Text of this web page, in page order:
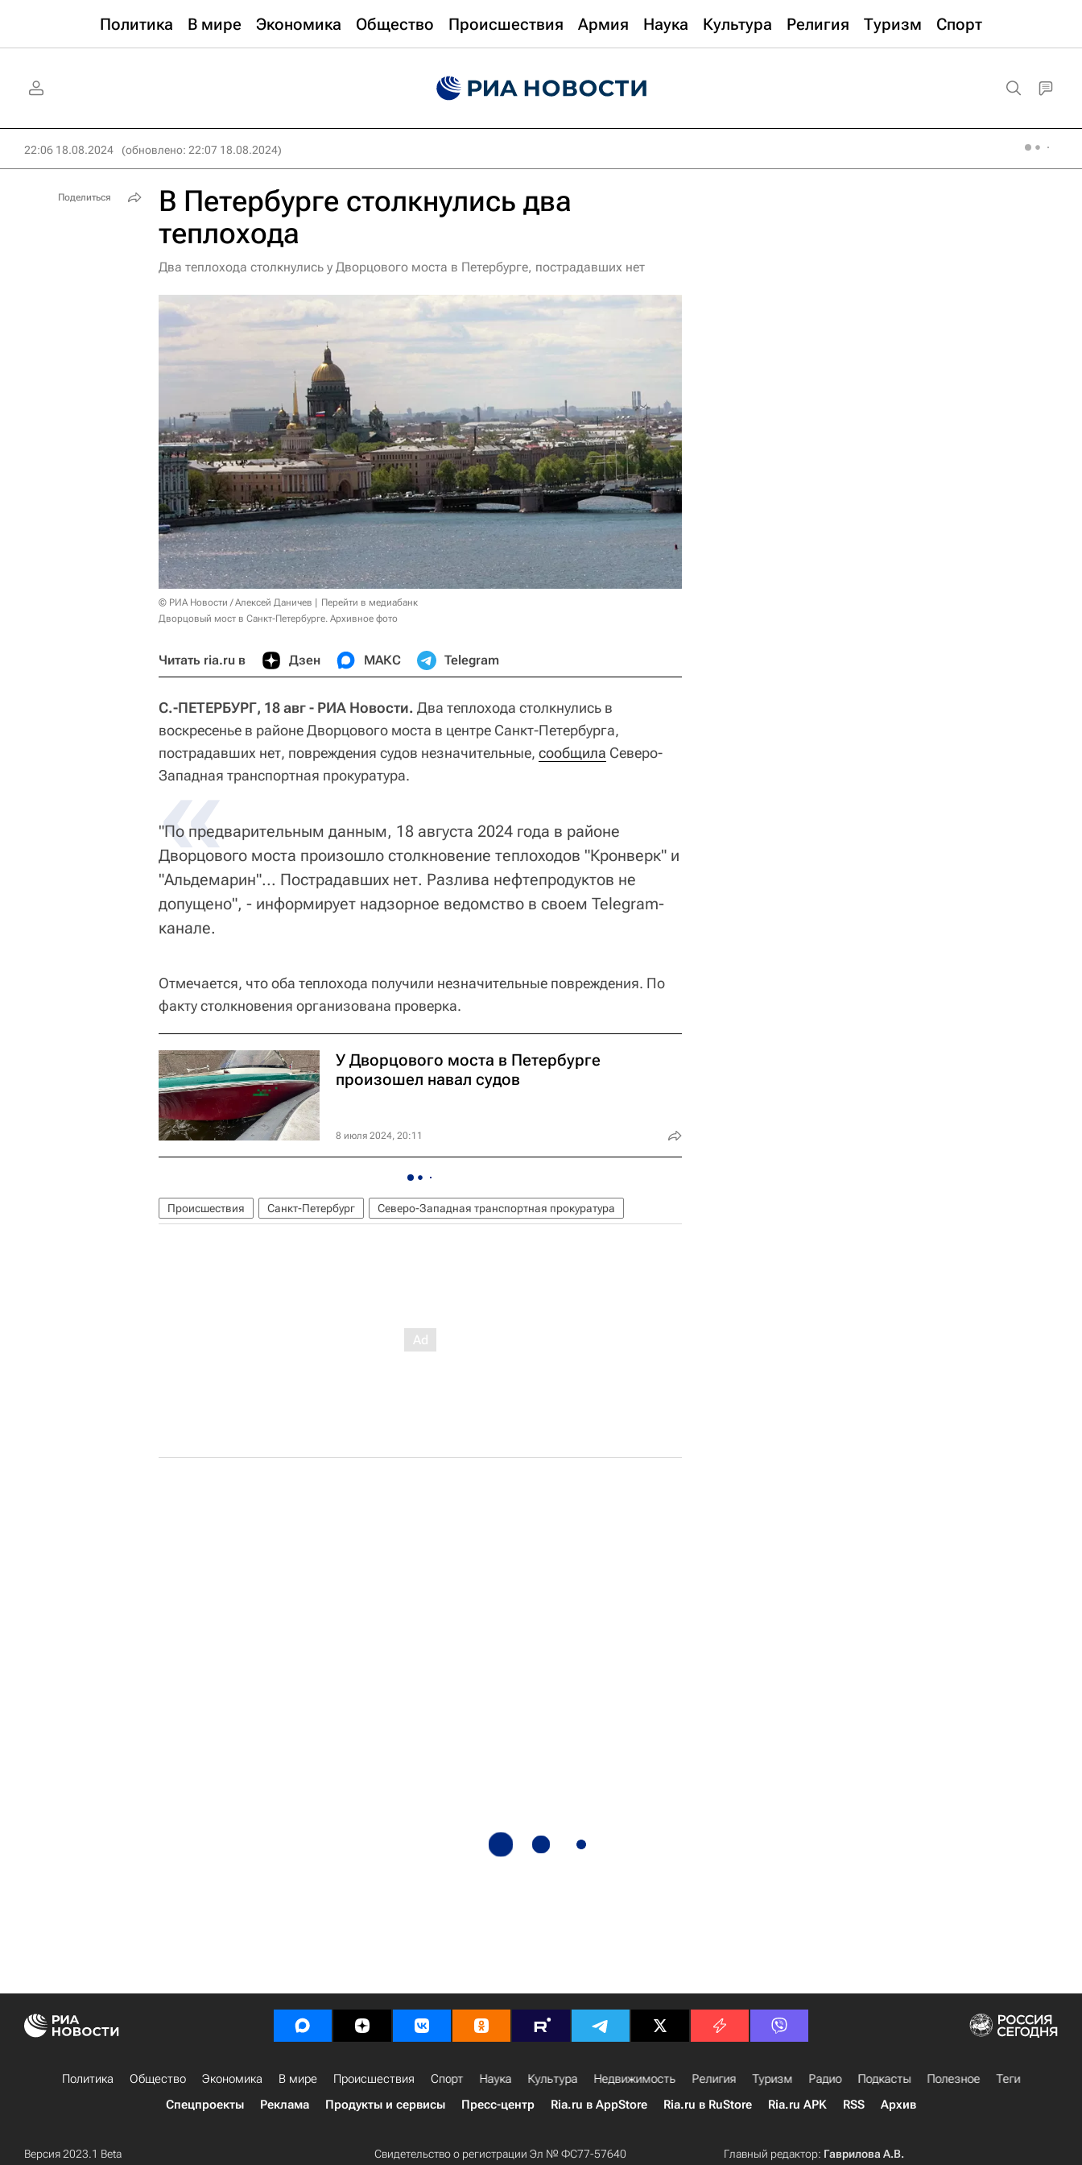
Политика В мире Экономика Общество Происшествия Армия Наука Культура Религия Туризм Спорт
22:06 18.08.2024 (обновлено: 22:07 18.08.2024)
В Петербурге столкнулись два
теплохода
Два теплохода столкнулись у Дворцового моста в Петербурге, пострадавших нет
© РИА Новости / Алексей Даничев
Перейти в медиабанк
Дворцовый мост в Санкт-Петербурге. Архивное фото
Читать ria.ru в Дзен МАКС Telegram
С.-ПЕТЕРБУРГ, 18 авг - РИА Новости. Два теплохода столкнулись в
воскресенье в районе Дворцового моста в центре Санкт-Петербурга,
пострадавших нет, повреждения судов незначительные, сообщила Северо-
Западная транспортная прокуратура.
«
"По предварительным данным, 18 августа 2024 года в районе
Дворцового моста произошло столкновение теплоходов "Кронверк" и
"Альдемарин"... Пострадавших нет. Разлива нефтепродуктов не
допущено", - информирует надзорное ведомство в своем Telegram-
канале.
Отмечается, что оба теплохода получили незначительные повреждения. По
факту столкновения организована проверка.
У Дворцового моста в Петербурге
произошел навал судов
8 июля 2024, 20:11
Происшествия Санкт-Петербург Северо-Западная транспортная прокуратура
Поделиться
Политика Общество Экономика В мире Происшествия Спорт Наука Культура Недвижимость Религия Туризм Радио Подкасты Полезное
Теги
Спецпроекты
Реклама Продукты и сервисы Пресс-центр Ria.ru в AppStore Ria.ru в RuStore Ria.ru APK RSS Архив
Версия 2023.1 Beta
Свидетельство о регистрации Эл № ФС77-57640
Главный редактор: Гаврилова А.В.